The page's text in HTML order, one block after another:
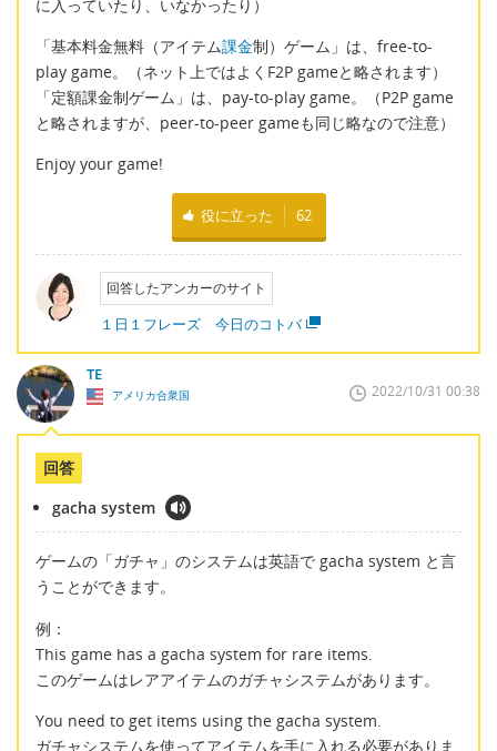
に入っていたり、いなかったり）
「基本料金無料（アイテム課金制）ゲーム」は、free-to-
play game。（ネット上ではよくF2P gameと略されます）
「定額課金制ゲーム」は、pay-to-play game。（P2P game
と略されますが、peer-to-peer gameも同じ略なので注意）
Enjoy your game!
役に立った 62
回答したアンカーのサイト
１日１フレーズ 今日のコトバ
TE
アメリカ合衆国 2022/10/31 00:38
回答
gacha system
ゲームの「ガチャ」のシステムは英語で gacha system と言
うことができます。
例：
This game has a gacha system for rare items.
このゲームはレアアイテムのガチャシステムがあります。
You need to get items using the gacha system.
ガチャシステムを使ってアイテムを手に入れる必要がありま